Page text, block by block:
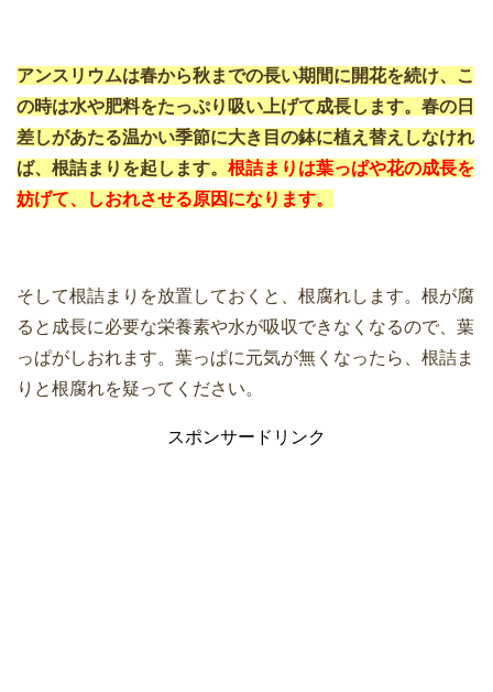
アンスリウムは春から秋までの長い期間に開花を続け、こ
の時は水や肥料をたっぷり吸い上げて成長します。春の日
差しがあたる温かい季節に大き目の鉢に植え替えしなけれ
ば、根詰まりを起します。 根詰まりは葉っぱや花の成長を
妨げて、しおれさせる原因になります。
そして根詰まりを放置しておくと、根腐れします。根が腐
ると成長に必要な栄養素や水が吸収できなくなるので、葉
っぱがしおれます。葉っぱに元気が無くなったら、根詰ま
りと根腐れを疑ってください。
スポンサードリンク